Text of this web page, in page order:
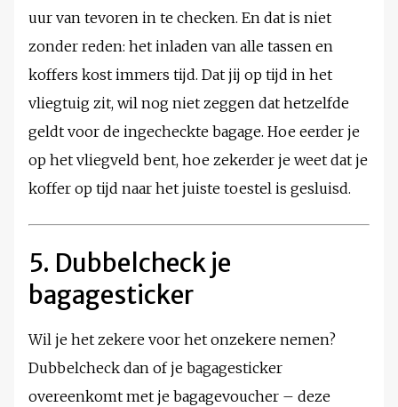
uur van tevoren in te checken. En dat is niet
zonder reden: het inladen van alle tassen en
koffers kost immers tijd. Dat jij op tijd in het
vliegtuig zit, wil nog niet zeggen dat hetzelfde
geldt voor de ingecheckte bagage. Hoe eerder je
op het vliegveld bent, hoe zekerder je weet dat je
koffer op tijd naar het juiste toestel is gesluisd.
5. Dubbelcheck je
bagagesticker
Wil je het zekere voor het onzekere nemen?
Dubbelcheck dan of je bagagesticker
overeenkomt met je bagagevoucher – deze